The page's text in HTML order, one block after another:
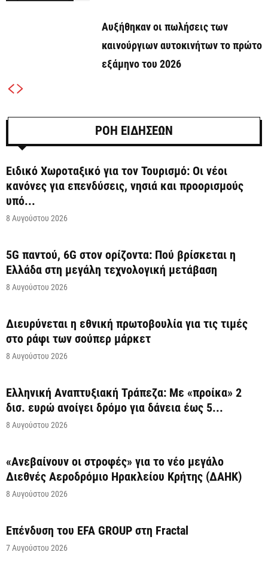
Αυξήθηκαν οι πωλήσεις των
καινούργιων αυτοκινήτων το πρώτο
εξάμηνο του 2026
ΡΟΗ ΕΙΔΗΣΕΩΝ
Ειδικό Χωροταξικό για τον Τουρισμό: Οι νέοι
κανόνες για επενδύσεις, νησιά και προορισμούς
υπό...
8 Αυγούστου 2026
5G παντού, 6G στον ορίζοντα: Πού βρίσκεται η
Ελλάδα στη μεγάλη τεχνολογική μετάβαση
8 Αυγούστου 2026
Διευρύνεται η εθνική πρωτοβουλία για τις τιμές
στο ράφι των σούπερ μάρκετ
8 Αυγούστου 2026
Ελληνική Αναπτυξιακή Τράπεζα: Με «προίκα» 2
δισ. ευρώ ανοίγει δρόμο για δάνεια έως 5...
8 Αυγούστου 2026
«Ανεβαίνουν οι στροφές» για το νέο μεγάλο
Διεθνές Αεροδρόμιο Ηρακλείου Κρήτης (ΔΑΗΚ)
8 Αυγούστου 2026
Επένδυση του EFA GROUP στη Fractal
7 Αυγούστου 2026